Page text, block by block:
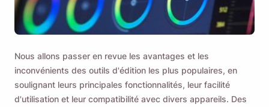
Nous allons passer en revue les avantages et les
inconvénients des outils d'édition les plus populaires, en
soulignant leurs principales fonctionnalités, leur facilité
d'utilisation et leur compatibilité avec divers appareils. Des